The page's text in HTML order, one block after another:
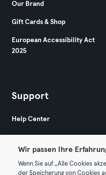
Our Brand
Gift Cards & Shop
European Accessibility Act
2025
Support
Help Center
Wir passen Ihre
Wenn Sie auf „Alle Cookies
der Speicherung von Cookies